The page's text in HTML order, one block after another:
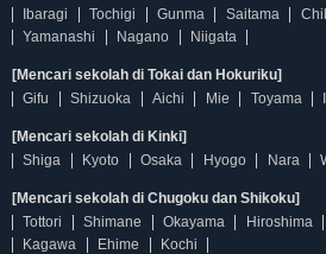
Ibaragi
Tochigi Gunma Saitama
Yamanashi
Nagano Niigata
[Mencari sekolah di Tokai dan Hokuriku]
Gifu
Shizuoka Aichi Mie Toyama
[Mencari sekolah di Kinki]
Shiga
Kyoto Osaka Hyogo Nara
[Mencari sekolah di Chugoku dan Shikoku]
Tottori
Shimane Okayama Hiroshima
Kagawa
Ehime Kochi